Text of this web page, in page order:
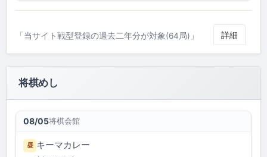
「当サイト戦型登録の過去二年分が対象(64局)」 詳細
将棋めし
08/05将棋会館
昼 キーマカレー